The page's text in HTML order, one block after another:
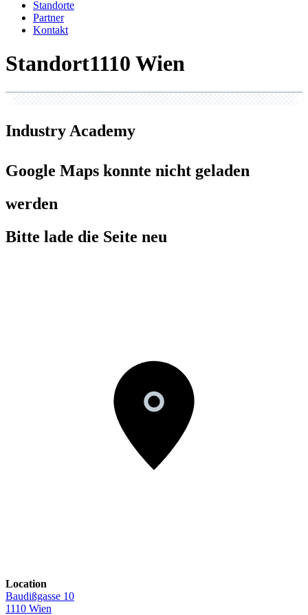
Standorte
Partner
Kontakt
Standort
Industry Academy
Google Maps konnte nicht geladen
werden
Bitte lade die Seite neu
Location
Baudißgasse 10
1110 Wien